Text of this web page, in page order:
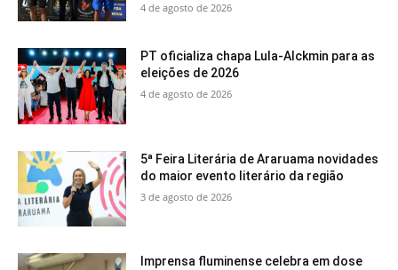
4 de agosto de 2026
PT oficializa chapa Lula-Alckmin para as
eleições de 2026
4 de agosto de 2026
5ª Feira Literária de Araruama novidades
do maior evento literário da região
3 de agosto de 2026
Imprensa fluminense celebra em dose